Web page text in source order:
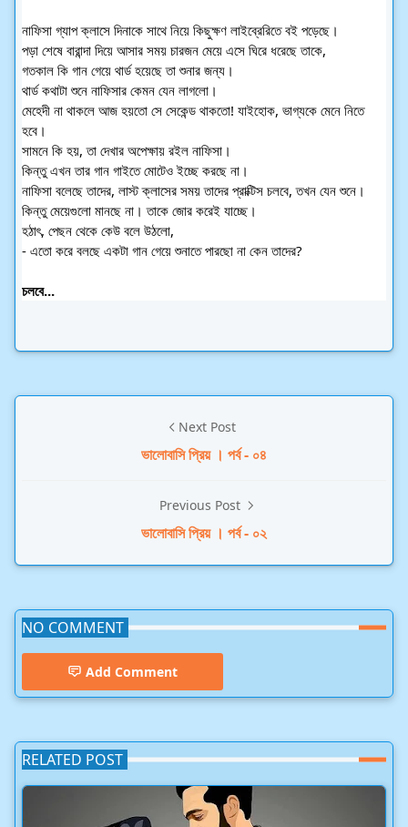
নাফিসা গ্যাপ ক্লাসে দিনাকে সাথে নিয়ে কিছুক্ষণ লাইব্রেরিতে বই পড়েছে।
পড়া শেষে বারান্দা দিয়ে আসার সময় চারজন মেয়ে এসে ঘিরে ধরেছে তাকে,
গতকাল কি গান গেয়ে থার্ড হয়েছে তা শুনার জন্য।
থার্ড কথাটা শুনে নাফিসার কেমন যেন লাগলো।
মেহেদী না থাকলে আজ হয়তো সে সেকেন্ড থাকতো! যাইহোক, ভাগ্যকে মেনে নিতে
হবে।
সামনে কি হয়, তা দেখার অপেক্ষায় রইল নাফিসা।
কিন্তু এখন তার গান গাইতে মোটেও ইচ্ছে করছে না।
নাফিসা বলেছে তাদের, লাস্ট ক্লাসের সময় তাদের প্রাক্টিস চলবে, তখন যেন শুনে।
কিন্তু মেয়েগুলো মানছে না। তাকে জোর করেই যাচ্ছে।
হঠাৎ, পেছন থেকে কেউ বলে উঠলো,
- এতো করে বলছে একটা গান গেয়ে শুনাতে পারছো না কেন তাদের?
চলবে...
Next Post
ভালোবাসি প্রিয় । পর্ব - ০৪
Previous Post
ভালোবাসি প্রিয় । পর্ব - ০২
NO COMMENT
Add Comment
RELATED POST